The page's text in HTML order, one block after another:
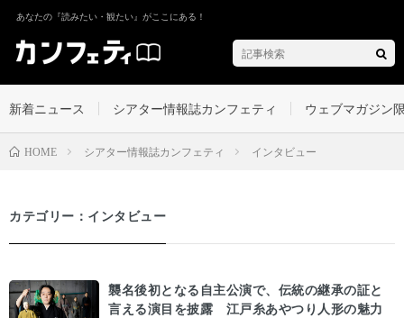
あなたの『読みたい・観たい』がここにある！
新着ニュース シアター情報誌カンフェティ ウェブマガジン
HOME シアター情報誌カンフェティ インタビュー
カテゴリー：インタビュー
襲名後初となる自主公演で、伝統の継承の証と
言える演目を披露 江戸糸あやつり人形の魅力